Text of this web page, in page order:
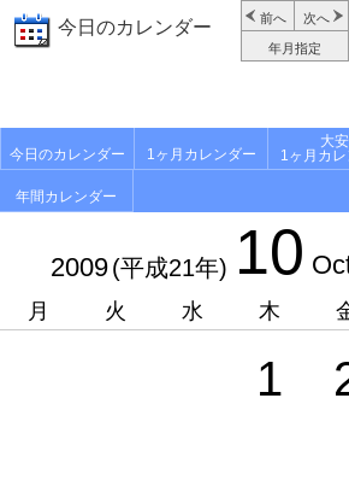
今日のカレンダー 前へ 次へ
年月指定
今日のカレンダー 1ヶ月カレンダー
大安
1ヶ月カ
年間カレンダー
2009(平成21年) 10
月 火 水 木
1